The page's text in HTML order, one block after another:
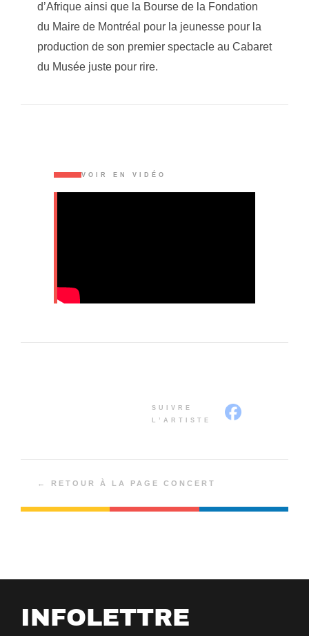
d’Afrique ainsi que la Bourse de la Fondation
du Maire de Montréal pour la jeunesse pour la
production de son premier spectacle au Cabaret
du Musée juste pour rire.
VOIR EN VIDÉO
SUIVRE
L’ARTISTE
← RETOUR À LA PAGE CONCERT
INFOLETTRE